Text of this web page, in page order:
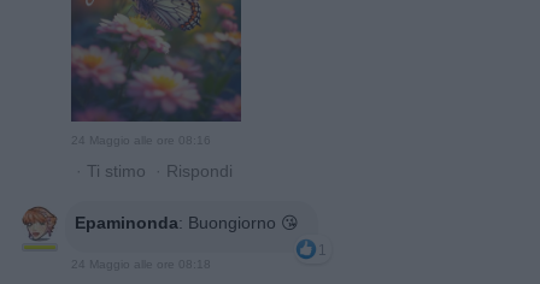
24 Maggio alle ore 08:16
· Ti stimo · Rispondi
Epaminonda: Buongiorno 😘
1
24 Maggio alle ore 08:18